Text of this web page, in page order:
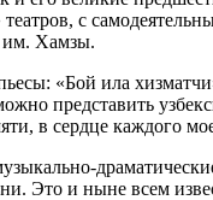
с
им. Хамзы.
«Бой ила
представить
в сердце каждого
Это и ныне всем